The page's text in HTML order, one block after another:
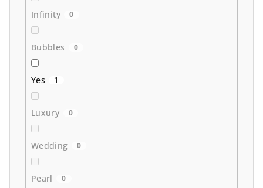
Infinity 0
Bubbles 0
Yes 1
Luxury 0
Wedding 0
Pearl 0